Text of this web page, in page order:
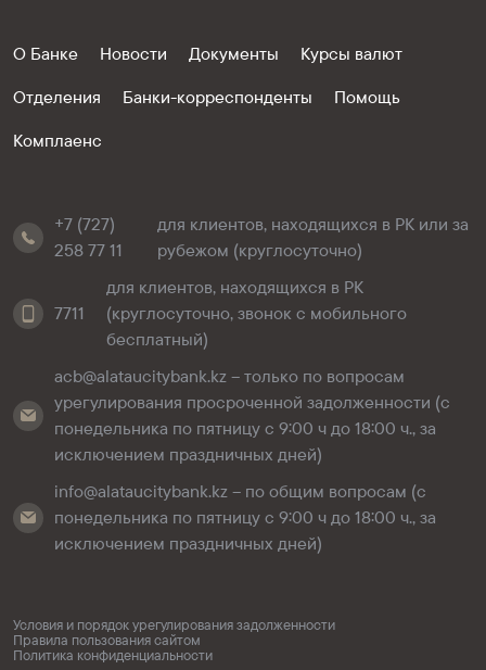
О Банке Новости Документы
Курсы валют
Отделения
Банки-корреспонденты
Помощь
Комплаенс
+7 (727)
258 77 11
для клиентов, находящихся в РК или за
рубежом (круглосуточно)
7711
для клиентов, находящихся в РК
(круглосуточно, звонок с мобильного
бесплатный)
acb@alataucitybank.kz – только по вопросам
урегулирования просроченной задолженности (с
понедельника по пятницу с 9:00 ч до 18:00 ч., за
исключением праздничных дней)
info@alataucitybank.kz – по общим вопросам (с
понедельника по пятницу с 9:00 ч до 18:00 ч., за
исключением праздничных дней)
Условия и порядок урегулирования задолженности
Правила пользования сайтом
Политика конфиденциальности